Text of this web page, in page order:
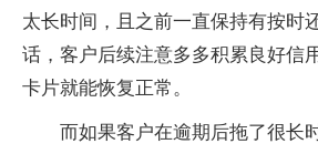
太长时间，且之前一直保持有按时
话，客户后续注意多多积累良好信
卡片就能恢复正常。
而如果客户在逾期后拖了很长